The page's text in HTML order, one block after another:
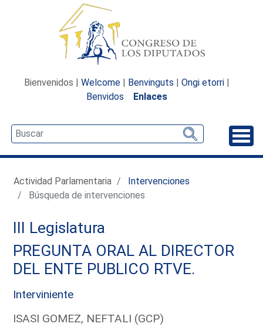
Bienvenidos | Welcome | Benvinguts | Ongi etorri |
Benvidos
Enlaces
Actividad Parlamentaria
Intervenciones
Búsqueda de intervenciones
III Legislatura
PREGUNTA ORAL AL DIRECTOR
DEL ENTE PUBLICO RTVE.
Interviniente
ISASI GOMEZ, NEFTALI (GCP)